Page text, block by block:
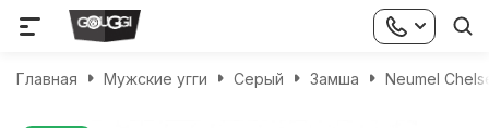
Главная Мужские угги Серый Замша Neumel